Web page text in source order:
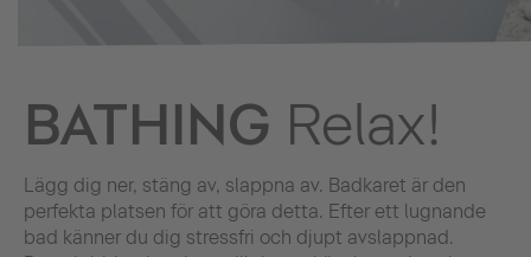
BATHING Relax!
Lägg dig ner, stäng av, slappna av. Badkaret är den
perfekta platsen för att göra detta. Efter ett lugnande
bad känner du dig stressfri och djupt avslappnad.